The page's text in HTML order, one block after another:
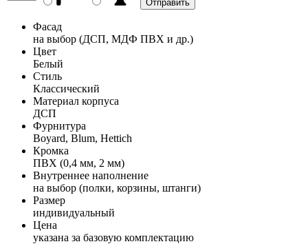
Фасад
на выбор (ДСП, МДФ ПВХ и др.)
Цвет
Белый
Стиль
Классический
Материал корпуса
ДСП
Фурнитура
Boyard, Blum, Hettich
Кромка
ПВХ (0,4 мм, 2 мм)
Внутреннее наполнение
на выбор (полки, корзины, штанги)
Размер
индивидуальный
Цена
указана за базовую комплектацию